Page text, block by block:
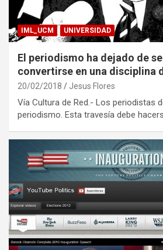
IML_UCM UNIVERSIDAD
El periodismo ha dejado de
convertirse en una disciplina
20/02/2018 Jesus Flores
Vía Cultura de Red.- Los periodistas
periodismo. Esta travesía debe